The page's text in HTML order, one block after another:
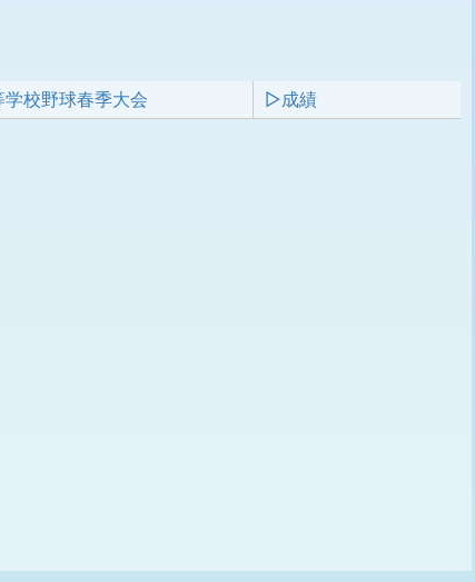
校野球春季大会 ▷成績